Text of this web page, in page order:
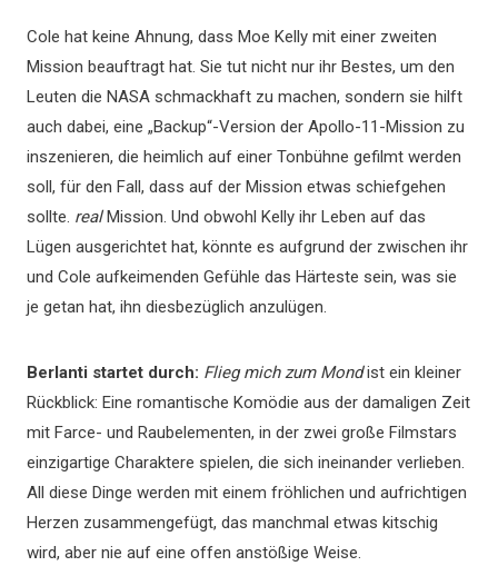
Cole hat keine Ahnung, dass Moe Kelly mit einer zweiten
Mission beauftragt hat. Sie tut nicht nur ihr Bestes, um den
Leuten die NASA schmackhaft zu machen, sondern sie hilft
auch dabei, eine „Backup“-Version der Apollo-11-Mission zu
inszenieren, die heimlich auf einer Tonbühne gefilmt werden
soll, für den Fall, dass auf der Mission etwas schiefgehen
sollte. realMission. Und obwohl Kelly ihr Leben auf das
Lügen ausgerichtet hat, könnte es aufgrund der zwischen ihr
und Cole aufkeimenden Gefühle das Härteste sein, was sie
je getan hat, ihn diesbezüglich anzulügen.
Berlanti startet durch: Flieg mich zum Mondist ein kleiner
Rückblick: Eine romantische Komödie aus der damaligen Zeit
mit Farce- und Raubelementen, in der zwei große Filmstars
einzigartige Charaktere spielen, die sich ineinander verlieben.
All diese Dinge werden mit einem fröhlichen und aufrichtigen
Herzen zusammengefügt, das manchmal etwas kitschig
wird, aber nie auf eine offen anstößige Weise.